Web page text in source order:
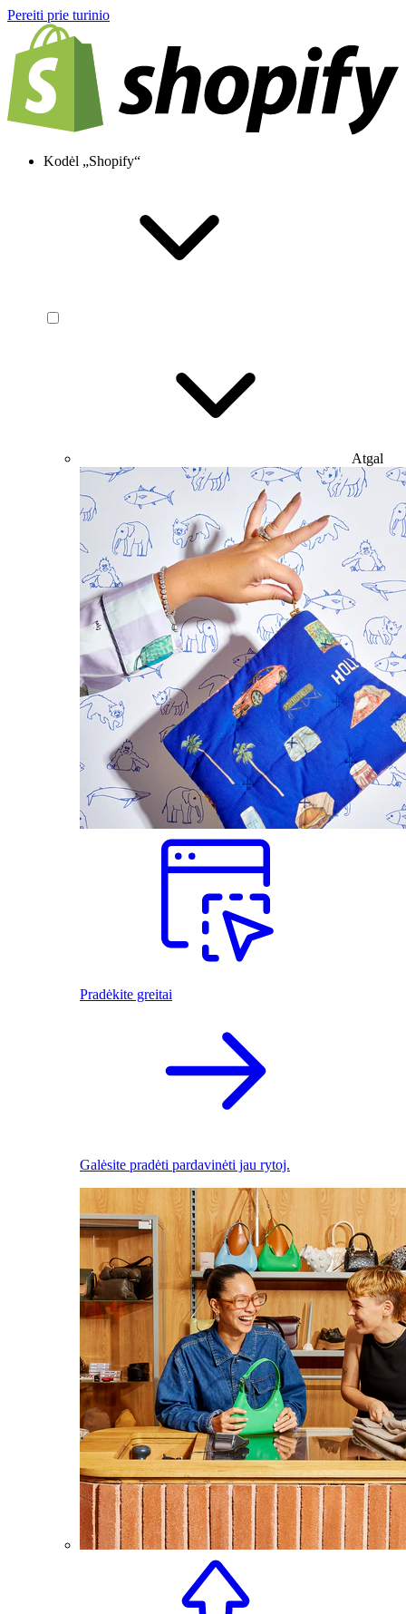
Pereiti prie turinio
Kodėl „Shopify“
Atgal
Pradėkite greitai
Galėsite pradėti pardavinėti jau rytoj.